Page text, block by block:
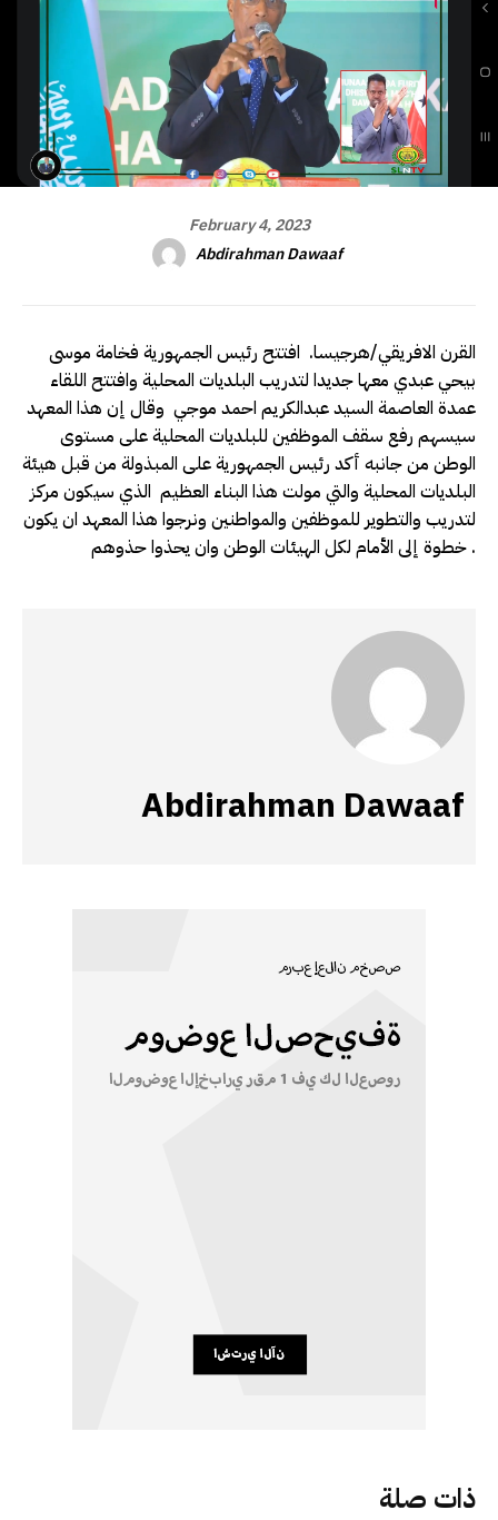
ذات صلة
February 4, 2023
Abdirahman Dawaaf
القرن الافريقي/هرجيسا. افتتح رئيس الجمهورية فخامة موسى
بيحي عبدي معها جديدا لتدريب البلديات المحلية وافتتح اللقاء
عمدة العاصمة السيد عبدالكريم احمد موجي وقال إن هذا المعهد
سيسهم رفع سقف الموظفين للبلديات المحلية على مستوى
الوطن من جانبه أكد رئيس الجمهورية على المبذولة من قبل هيئة
البلديات المحلية والتي مولت هذا البناء العظيم الذي سيكون مركز
لتدريب والتطوير للموظفين والمواطنين ونرجوا هذا المعهد ان يكون
خطوة إلى الأمام لكل الهيئات الوطن وان يحذوا حذوهم .
Abdirahman Dawaaf